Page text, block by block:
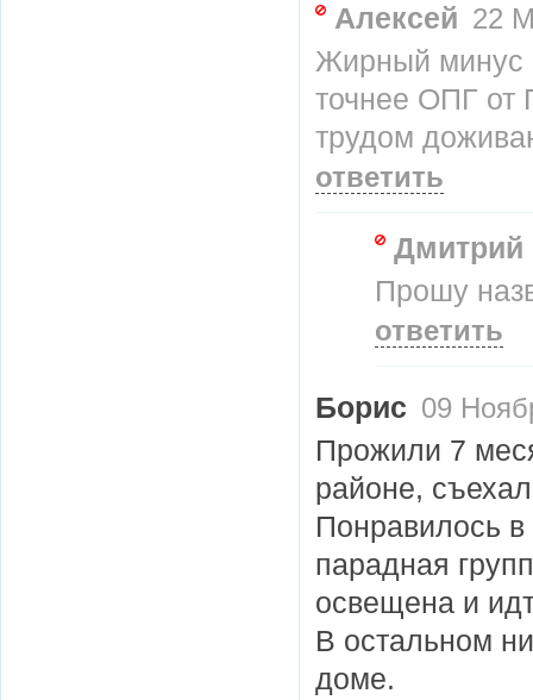
Алексей 22
Жирный минус
точнее ОПГ от
трудом
ответить
Дмитрий
Прошу
ответить
Борис 09
Прожили 7
районе,
Понравилось
парадная
освещена и
В остальном
доме.